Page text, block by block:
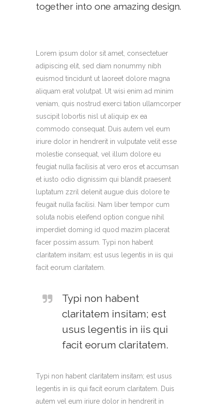
together into one amazing design.
Lorem ipsum dolor sit amet, consectetuer
adipiscing elit, sed diam nonummy nibh
euismod tincidunt ut laoreet dolore magna
aliquam erat volutpat. Ut wisi enim ad minim
veniam, quis nostrud exerci tation ullamcorper
suscipit lobortis nisl ut aliquip ex ea
commodo consequat. Duis autem vel eum
iriure dolor in hendrerit in vulputate velit esse
molestie consequat, vel illum dolore eu
feugiat nulla facilisis at vero eros et accumsan
et iusto odio dignissim qui blandit praesent
luptatum zzril delenit augue duis dolore te
feugait nulla facilisi. Nam liber tempor cum
soluta nobis eleifend option congue nihil
imperdiet doming id quod mazim placerat
facer possim assum. Typi non habent
claritatem insitam; est usus legentis in iis qui
facit eorum claritatem.
Typi non habent
claritatem insitam; est
usus legentis in iis qui
facit eorum claritatem.
Typi non habent claritatem insitam; est usus
legentis in iis qui facit eorum claritatem. Duis
autem vel eum iriure dolor in hendrerit in